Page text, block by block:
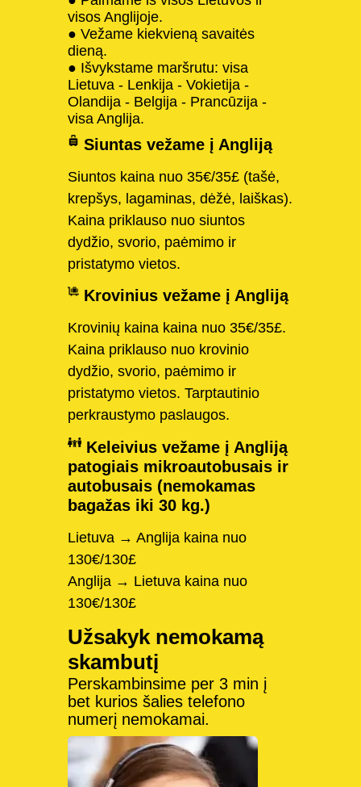
visos Anglijoje.
● Vežame kiekvieną savaitės
dieną.
● Išvykstame maršrutu: visa
Lietuva - Lenkija - Vokietija -
Olandija - Belgija - Prancūzija -
visa Anglija.
Siuntas vežame į Angliją
Siuntos kaina nuo 35€/35£ (tašė,
krepšys, lagaminas, dėžė, laiškas).
Kaina priklauso nuo siuntos
dydžio, svorio, paėmimo ir
pristatymo vietos.
Krovinius vežame į Angliją
Krovinių kaina kaina nuo 35€/35£.
Kaina priklauso nuo krovinio
dydžio, svorio, paėmimo ir
pristatymo vietos. Tarptautinio
perkraustymo paslaugos.
Keleivius vežame į Angliją
patogiais mikroautobusais ir
autobusais (nemokamas
bagažas iki 30 kg.)
Lietuva → Anglija kaina nuo
130€/130£
Anglija → Lietuva kaina nuo
130€/130£
Užsakyk nemokamą
skambutį
Perskambinsime per 3 min į
bet kurios šalies telefono
numerį nemokamai.